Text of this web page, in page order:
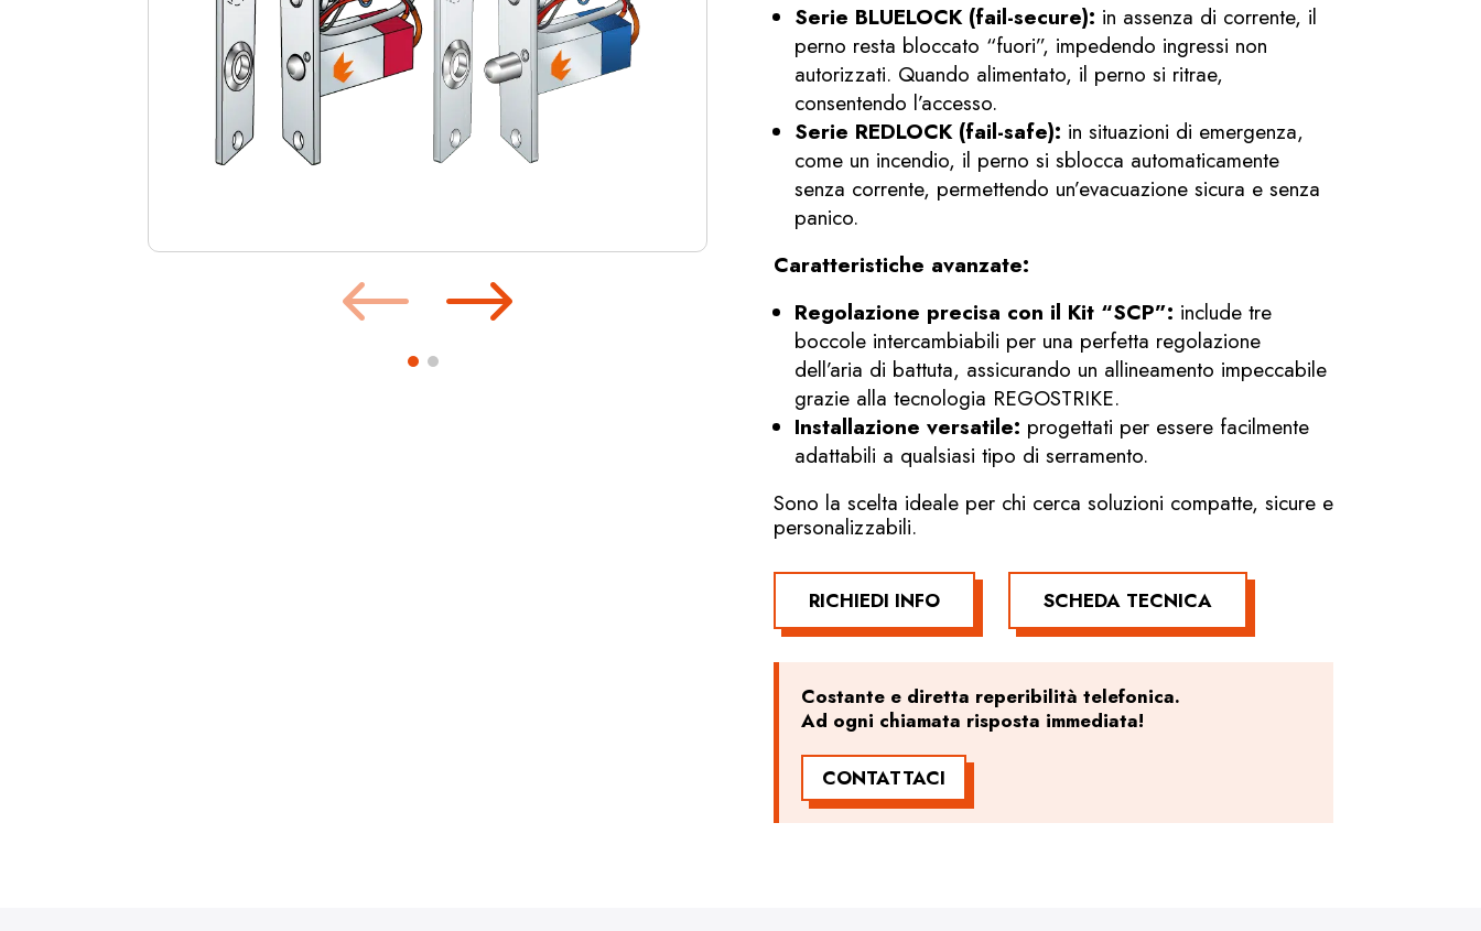
Serie BLUELOCK (fail-secure): in assenza di corrente, il
perno resta bloccato “fuori”, impedendo ingressi non
autorizzati. Quando alimentato, il perno si ritrae,
consentendo l’accesso.
Serie REDLOCK (fail-safe): in situazioni di emergenza,
come un incendio, il perno si sblocca automaticamente
senza corrente, permettendo un’evacuazione sicura e senza
panico.
Caratteristiche avanzate:
Regolazione precisa con il Kit “SCP”: include tre
boccole intercambiabili per una perfetta regolazione
dell’aria di battuta, assicurando un allineamento impeccabile
grazie alla tecnologia REGOSTRIKE.
Installazione versatile: progettati per essere facilmente
adattabili a qualsiasi tipo di serramento.
Sono la scelta ideale per chi cerca soluzioni compatte, sicure e
personalizzabili.
RICHIEDI INFO SCHEDA TECNICA
Costante e diretta reperibilità telefonica.
Ad ogni chiamata risposta immediata!
CONTATTACI